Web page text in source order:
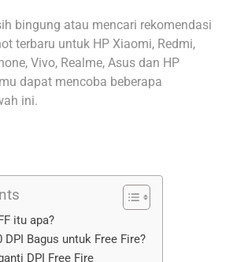
bingung atau mencari rekomendasi
terbaru untuk HP Xiaomi, Redmi,
Vivo, Realme, Asus dan HP
dapat mencoba beberapa
ini.
itu apa?
DPI Bagus untuk Free Fire?
DPI Free Fire